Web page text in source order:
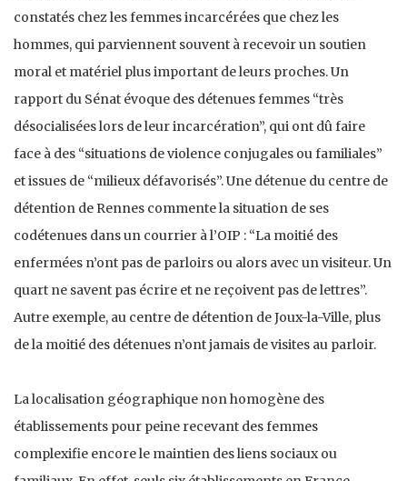
constatés chez les femmes incarcérées que chez les
hommes, qui parviennent souvent à recevoir un soutien
moral et matériel plus important de leurs proches. Un
rapport du Sénat évoque des détenues femmes “très
désocialisées lors de leur incarcération”, qui ont dû faire
face à des “situations de violence conjugales ou familiales”
et issues de “milieux défavorisés”. Une détenue du centre de
détention de Rennes commente la situation de ses
codétenues dans un courrier à l’OIP : “La moitié des
enfermées n’ont pas de parloirs ou alors avec un visiteur. Un
quart ne savent pas écrire et ne reçoivent pas de lettres”.
Autre exemple, au centre de détention de Joux-la-Ville, plus
de la moitié des détenues n’ont jamais de visites au parloir.
La localisation géographique non homogène des
établissements pour peine recevant des femmes
complexifie encore le maintien des liens sociaux ou